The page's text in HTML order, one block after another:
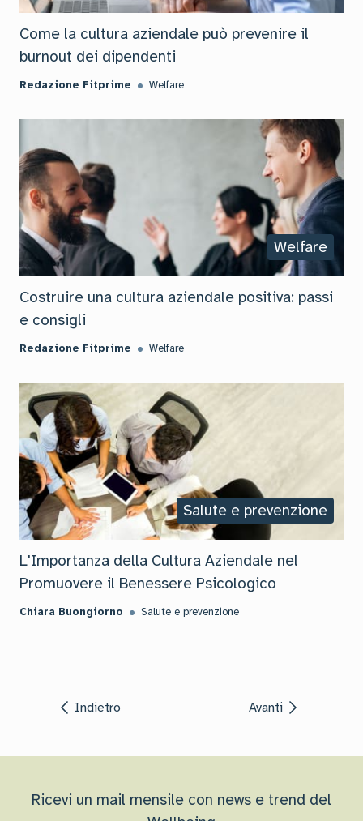
Come la cultura aziendale può prevenire il
burnout dei dipendenti
Redazione Fitprime Welfare
Welfare
Costruire una cultura aziendale positiva: passi
e consigli
Redazione Fitprime Welfare
Salute e prevenzione
L'Importanza della Cultura Aziendale nel
Promuovere il Benessere Psicologico
Chiara Buongiorno Salute e prevenzione
Indietro Avanti
Ricevi un mail mensile con news e trend del